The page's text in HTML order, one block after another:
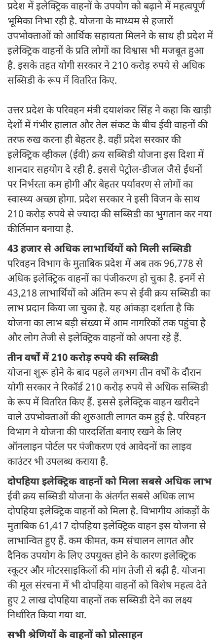
प्रदेश में इलेक्ट्रिक वाहनों के उपयोग को बढ़ाने में महत्वपूर्ण
भूमिका निभा रही है. योजना के माध्यम से हजारों
उपभोक्ताओं को आर्थिक सहायता मिलने के साथ ही प्रदेश में
इलेक्ट्रिक वाहनों के प्रति लोगों का विश्वास भी मजबूत हुआ
है. इसके तहत योगी सरकार ने 210 करोड़ रुपये से अधिक
सब्सिडी के रूप में वितरित किए.
उत्तर प्रदेश के परिवहन मंत्री दयाशंकर सिंह ने कहा कि खाड़ी
देशों में गंभीर हालात और तेल संकट के बीच ईवी वाहनों की
तरफ रुख करना ही बेहतर है. वहीं प्रदेश सरकार की
इलेक्ट्रिक व्हीकल (ईवी) क्रय सब्सिडी योजना इस दिशा में
शानदार सहयोग दे रही है. इससे पेट्रोल-डीजल जैसे ईंधनों
पर निर्भरता कम होगी और बेहतर पर्यावरण से लोगों का
स्वास्थ्य अच्छा होगा. प्रदेश सरकार ने इसी विजन के साथ
210 करोड़ रुपये से ज्यादा की सब्सिडी का भुगतान कर नया
कीर्तिमान बनाया है.
43 हजार से अधिक लाभार्थियों को मिली सब्सिडी
परिवहन विभाग के मुताबिक प्रदेश में अब तक 96,778 से
अधिक इलेक्ट्रिक वाहनों का पंजीकरण हो चुका है. इनमें से
43,218 लाभार्थियों को अंतिम रूप से ईवी क्रय सब्सिडी का
लाभ प्रदान किया जा चुका है. यह आंकड़ा दर्शाता है कि
योजना का लाभ बड़ी संख्या में आम नागरिकों तक पहुंचा है
और लोग तेजी से इलेक्ट्रिक वाहनों को अपना रहे हैं.
तीन वर्षों में 210 करोड़ रुपये की सब्सिडी
योजना शुरू होने के बाद पहले लगभग तीन वर्षों के दौरान
योगी सरकार ने रिकॉर्ड 210 करोड़ रुपये से अधिक सब्सिडी
के रूप में वितरित किए हैं. इससे इलेक्ट्रिक वाहन खरीदने
वाले उपभोक्ताओं की शुरुआती लागत कम हुई है. परिवहन
विभाग ने योजना की पारदर्शिता बनाए रखने के लिए
ऑनलाइन पोर्टल पर पंजीकरण एवं आवेदनों का लाइव
काउंटर भी उपलब्ध कराया है.
दोपहिया इलेक्ट्रिक वाहनों को मिला सबसे अधिक लाभ
ईवी क्रय सब्सिडी योजना के अंतर्गत सबसे अधिक लाभ
दोपहिया इलेक्ट्रिक वाहनों को मिला है. विभागीय आंकड़ों के
मुताबिक 61,417 दोपहिया इलेक्ट्रिक वाहन इस योजना से
लाभान्वित हुए हैं. कम कीमत, कम संचालन लागत और
दैनिक उपयोग के लिए उपयुक्त होने के कारण इलेक्ट्रिक
स्कूटर और मोटरसाइकिलों की मांग तेजी से बढ़ी है. योजना
की मूल संरचना में भी दोपहिया वाहनों को विशेष महत्व देते
हुए 2 लाख दोपहिया वाहनों तक सब्सिडी देने का लक्ष्य
निर्धारित किया गया था.
सभी श्रेणियों के वाहनों को प्रोत्साहन